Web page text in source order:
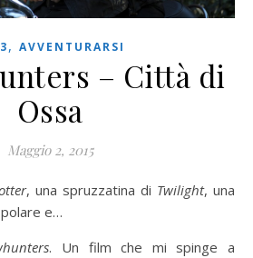
, AVVENTURARSI
– Città di
Ossa
Maggio 2, 2015
, una spruzzatina di Twilight, una
e…
. Un film che mi spinge a